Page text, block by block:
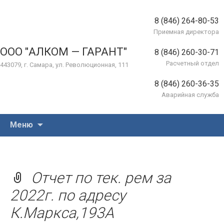
ООО "АЛКОМ — ГАРАНТ"
443079, г. Самара, ул. Революционная, 111
8 (846) 264-80-53
Приемная директора
8 (846) 260-30-71
Расчетный отдел
8 (846) 260-36-35
Аварийная служба
Меню
Отчет по тек. рем за
2022г. по адресу
К.Маркса,193А